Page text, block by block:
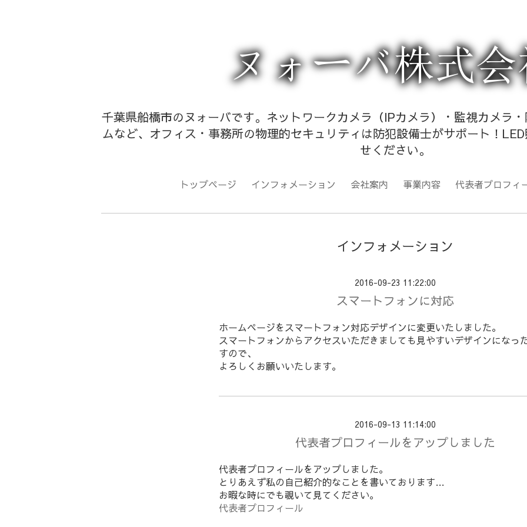
千葉県船橋市のヌォーバです。ネットワークカメラ（IPカメラ）・監視カメラ
ムなど、オフィス・事務所の物理的セキュリティは防犯設備士がサポート！
せください。
トップページ インフォメーション 会社案内 事業内容 代表者プロフィ
インフォメーション
2016-09-23 11:22:00
スマートフォンに対応
ホームページをスマートフォン対応デザインに変更いたしました。
スマートフォンからアクセスいただきましても見やすいデザインになっ
すので、
よろしくお願いいたします。
2016-09-13 11:14:00
代表者プロフィールをアップしました
代表者プロフィールをアップしました。
とりあえず私の自己紹介的なことを書いております…
お暇な時にでも覗いて見てください。
代表者プロフィール